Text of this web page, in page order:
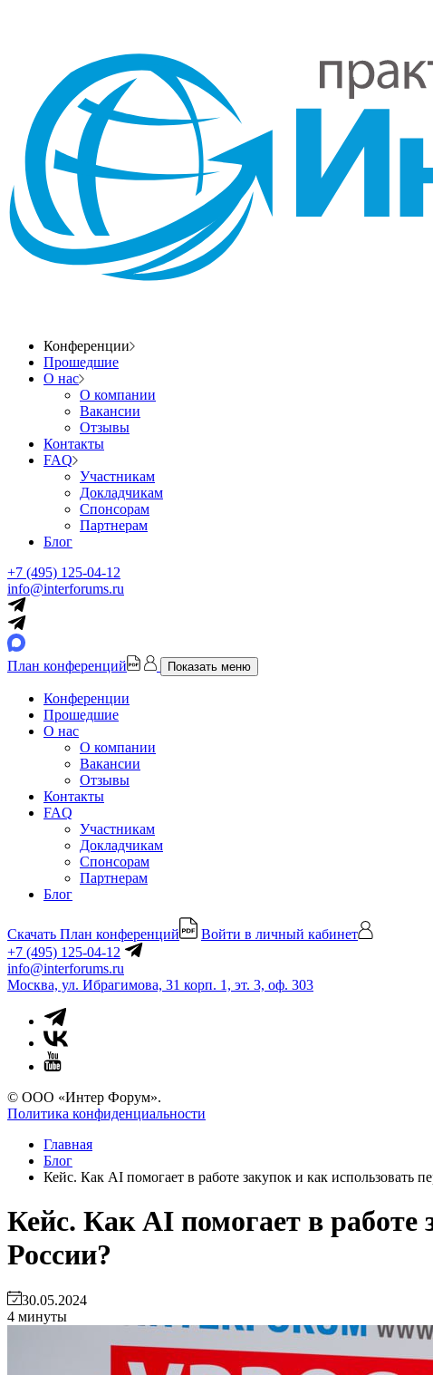
Конференции
Прошедшие
О нас
О компании
Вакансии
Отзывы
Контакты
FAQ
Участникам
Докладчикам
Спонсорам
Партнерам
Блог
+7 (495) 125-04-12
info@interforums.ru
План конференций Показать меню
Конференции
Прошедшие
О нас
О компании
Вакансии
Отзывы
Контакты
FAQ
Участникам
Докладчикам
Спонсорам
Партнерам
Блог
Скачать План конференций
Войти в личный кабинет
+7 (495) 125-04-12
info@interforums.ru
Москва, ул. Ибрагимова, 31 корп. 1, эт. 3, оф. 303
© ООО «Интер Форум».
Политика конфиденциальности
Главная
Блог
Кейс. Как AI помогает в работе закупок и как использовать
Кейс. Как AI помогает в работе
России?
30.05.2024
4 минуты